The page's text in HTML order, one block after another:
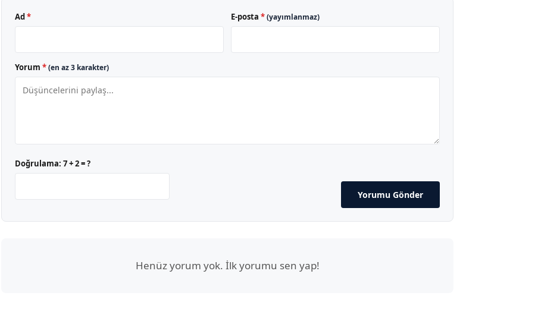
Ad* E-posta *(yayımlanmaz)
Yorum *(en az 3 karakter)
Doğrulama: 7 + 2 = ?
Yorumu Gönder
Henüz yorum yok. İlk yorumu sen yap!